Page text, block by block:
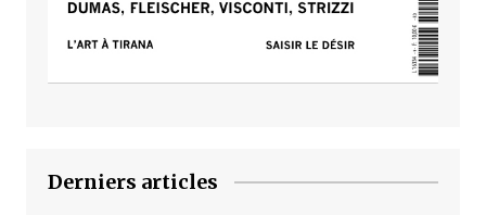
Derniers articles